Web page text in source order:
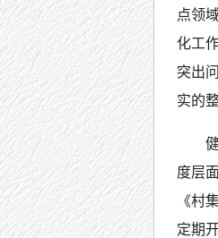
点领
化工
突出
实的
度层
《村
定期